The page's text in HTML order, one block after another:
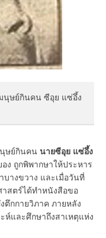
นุษย์กินคน ซีอุย แซ่อึ้ง
ษย์กินคน นายซีอุย แซ่อึ้ง
ง ถูกพิพากษาให้ประหาร
บางขวาง และเมื่อวันที่
สตร์ได้ทำหนังสือขอ
ตึกกายวิภาค ภายหลัง
ห์และศึกษาถึงสาเหตุแห่ง